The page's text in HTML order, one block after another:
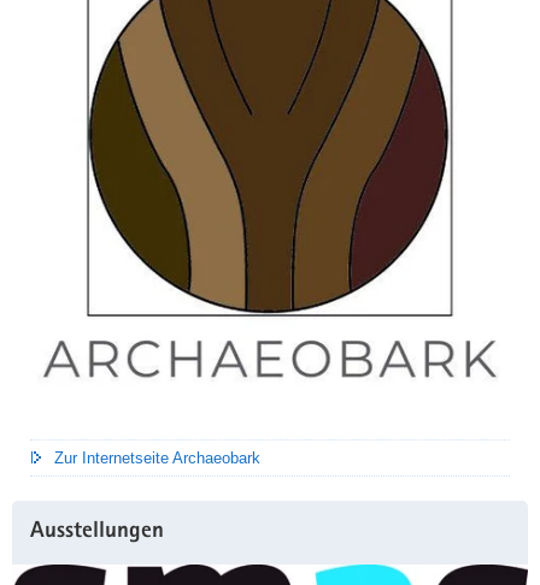
Zur Internetseite Archaeobark
Ausstellungen